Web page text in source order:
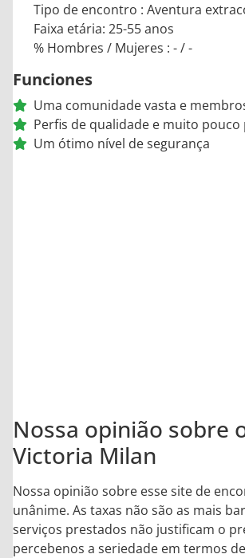
Tipo de encontro : Aventura
Faixa etária: 25-55 anos
% Hombres / Mujeres : - / -
Funciones
Uma comunidade vasta e
Perfis de qualidade e muito pouco
Um ótimo nível de segurança
Nossa opinião sobre
Victoria Milan
Nossa opinião sobre esse site de
unânime. As taxas não são as mais
serviços prestados não justificam o
percebenos a seriedade em termos